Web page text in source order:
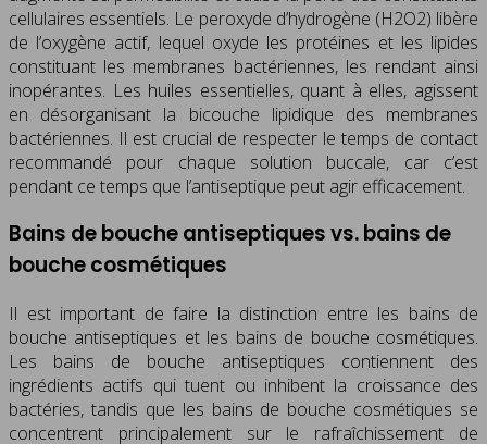
cellulaires essentiels. Le peroxyde d’hydrogène (H2O2) libère
de l’oxygène actif, lequel oxyde les protéines et les lipides
constituant les membranes bactériennes, les rendant ainsi
inopérantes. Les huiles essentielles, quant à elles, agissent
en désorganisant la bicouche lipidique des membranes
bactériennes. Il est crucial de respecter le temps de contact
recommandé pour chaque solution buccale, car c’est
pendant ce temps que l’antiseptique peut agir efficacement.
Bains de bouche antiseptiques vs. bains de
bouche cosmétiques
Il est important de faire la distinction entre les bains de
bouche antiseptiques et les bains de bouche cosmétiques.
Les bains de bouche antiseptiques contiennent des
ingrédients actifs qui tuent ou inhibent la croissance des
bactéries, tandis que les bains de bouche cosmétiques se
concentrent principalement sur le rafraîchissement de